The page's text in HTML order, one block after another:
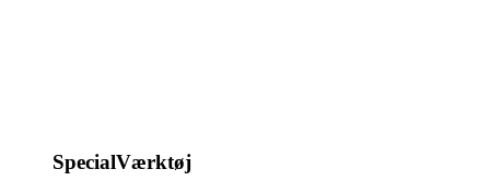
SpecialVærktøj